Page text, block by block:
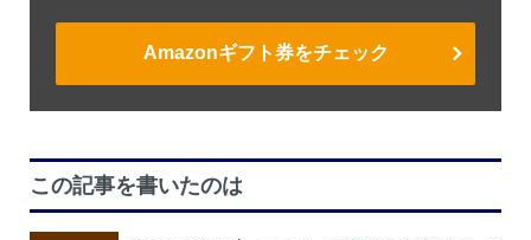
Amazonギフト券をチェック
この記事を書いたのは